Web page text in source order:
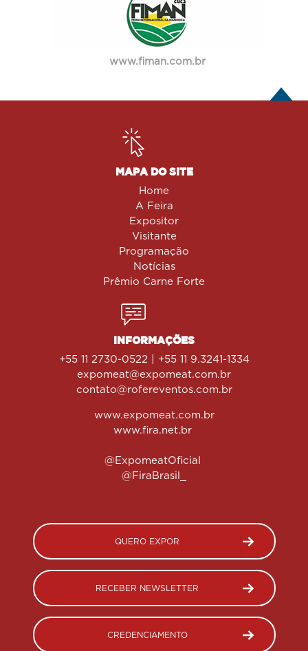
www.fiman.com.br
MAPA DO SITE
Home
A Feira
Expositor
Visitante
Programação
Notícias
Prêmio Carne Forte
INFORMAÇÕES
+55 11 2730-0522 | +55 11 9.3241-1334
expomeat@expomeat.com.br
contato@rofereventos.com.br
www.expomeat.com.br
www.fira.net.br
@ExpomeatOficial
@FiraBrasil_
QUERO EXPOR
RECEBER NEWSLETTER
CREDENCIAMENTO